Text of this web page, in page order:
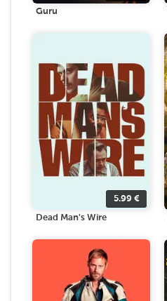
Guru
5.99 €
Dead Man's Wire